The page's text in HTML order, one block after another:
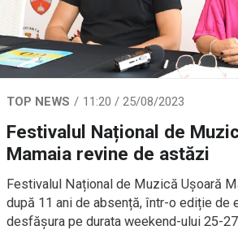
TOP NEWS 11:20 / 25/08/2023
Festivalul Național de
Mamaia revine de astăzi
Festivalul Național de Muzică Ușoară
după 11 ani de absență, într-o ediție de
desfășura pe durata weekend-ului 25-